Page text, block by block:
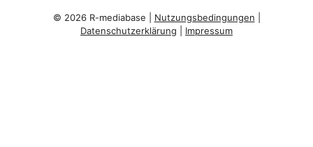
© 2026 R-mediabase | Nutzungsbedingungen
Datenschutzerklärung
Impressum